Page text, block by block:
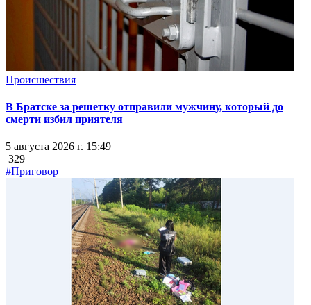
Происшествия
В Братске за решетку отправили мужчину, который до
смерти избил приятеля
5 августа 2026 г. 15:49
329
#Приговор